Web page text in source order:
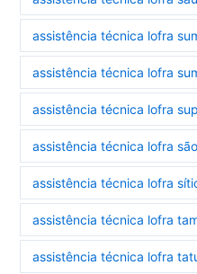
assistência técnica lofra
assistência técnica lofra
assistência técnica lofra
assistência técnica lofra
assistência técnica lofra
assistência técnica lofra
assistência técnica lofra